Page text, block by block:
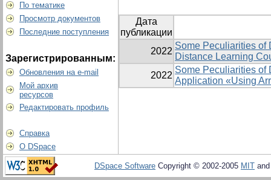
По тематике
Просмотр документов
Последние поступления
Зарегистрированным:
Обновления на e-mail
Мой архив
ресурсов
Редактировать профиль
Справка
О DSpace
Дата
публикации
2022
Some Peculiarities of
Distance Learning
2022
Some Peculiarities of
Application «Using
DSpace Software Copyright © 2002-2005 MIT